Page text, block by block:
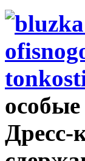
Дресс-